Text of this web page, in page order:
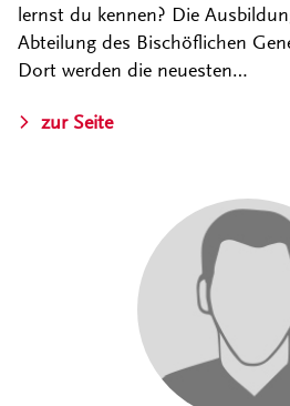
lernst du kennen? Die
Abteilung des Bischöflichen
Dort werden die neuesten…
zur Seite